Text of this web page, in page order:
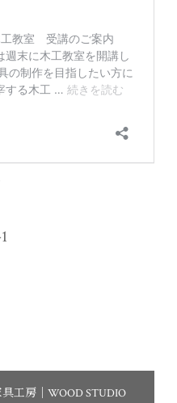
工房｜WOOD STUDIO